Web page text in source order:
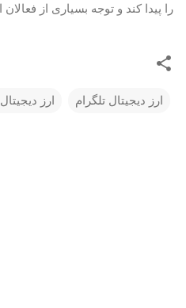
را پیدا کند و توجه بسیاری از
ارز دیجیتال تلگرام ارز